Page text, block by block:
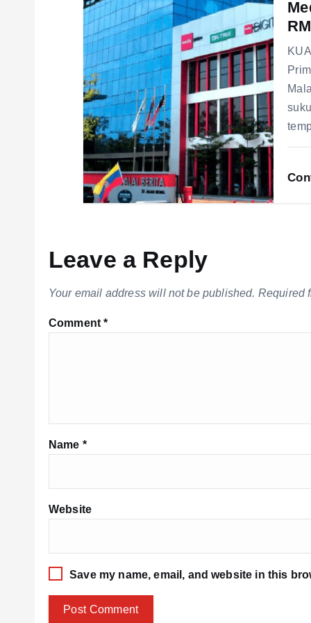
Leave a Reply
Your email address will not be published. Required
Comment*
Name *
Website
Save my name, email, and website in this